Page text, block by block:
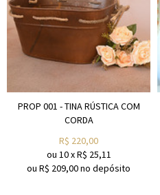
PROP 001 - TINA RÚSTICA COM
CORDA
R$ 220,00
ou 10xR$ 25,11
ou R$ 209,00no depósito